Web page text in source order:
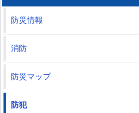
防災情報
消防
防災マップ
防犯